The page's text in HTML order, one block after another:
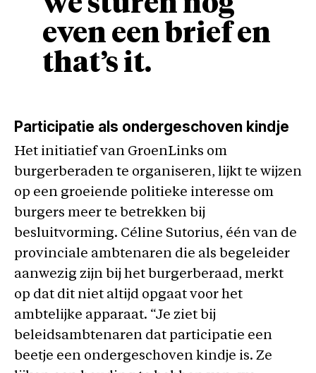
even een brief en
that’s it.
Participatie als ondergeschoven kindje
Het initiatief van GroenLinks om
burgerberaden te organiseren, lijkt te wijzen
op een groeiende politieke interesse om
burgers meer te betrekken bij
besluitvorming. Céline Sutorius, één van de
provinciale ambtenaren die als begeleider
aanwezig zijn bij het burgerberaad, merkt
op dat dit niet altijd opgaat voor het
ambtelijke apparaat. “Je ziet bij
beleidsambtenaren dat participatie een
beetje een ondergeschoven kindje is. Ze